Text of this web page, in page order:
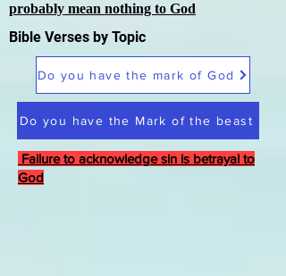
probably mean nothing to God
Do you have the mark of God
Do you have the Mark of the beast
Failure to acknowledge sin is betrayal to
God
Bible Verses by Topic